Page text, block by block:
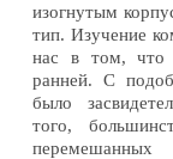
изогнутым
тип. Изучение
нас в том, что
ранней. С
было
того,